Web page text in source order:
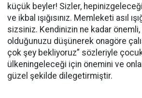
küçük beyler! Sizler,
ve ikbal ışığısınız. Memleketi asıl
sizsiniz. Kendinizin ne kadar
olduğunuzu düşünerek onagöre
çok şey bekliyoruz” sözleriyle
ülkeningeleceği için önemini ve
güzel şekilde dilegetirmiştir.